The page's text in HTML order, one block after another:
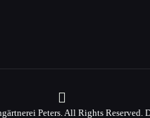
Peters. All Rights Reserved.